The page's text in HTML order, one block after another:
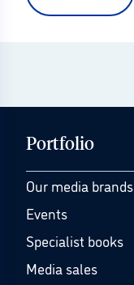
Portfolio
Our media brands
Events
Specialist books
Media sales